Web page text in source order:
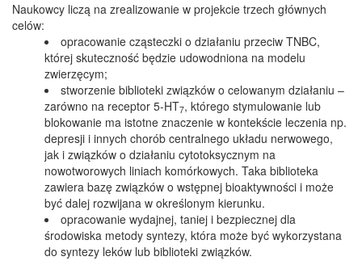
Naukowcy liczą na zrealizowanie w projekcie trzech głównych
celów:
opracowanie cząsteczki o działaniu przeciw TNBC,
której skuteczność będzie udowodniona na modelu
zwierzęcym;
stworzenie biblioteki związków o celowanym działaniu –
zarówno na receptor 5-HT7, którego stymulowanie lub
blokowanie ma istotne znaczenie w kontekście leczenia np.
depresji i innych chorób centralnego układu nerwowego,
jak i związków o działaniu cytotoksycznym na
nowotworowych liniach komórkowych. Taka biblioteka
zawiera bazę związków o wstępnej bioaktywności i może
być dalej rozwijana w określonym kierunku.
opracowanie wydajnej, taniej i bezpiecznej dla
środowiska metody syntezy, która może być wykorzystana
do syntezy leków lub biblioteki związków.